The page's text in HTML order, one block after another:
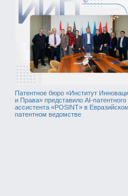
Патентное бюро «Институт
и Права» представило AI-патентного
ассистента «POSINT» в Евразийском
патентном ведомстве